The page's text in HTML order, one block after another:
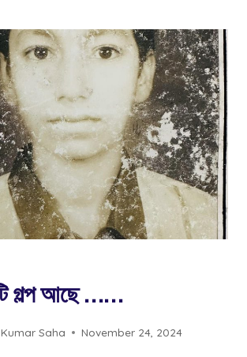
গল্প আছে ……
Saha November 24, 2024